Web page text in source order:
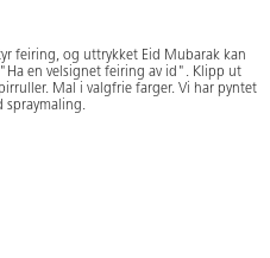
feiring, og uttrykket Eid Mubarak kan
en velsignet feiring av id". Klipp ut
Mal i valgfrie farger. Vi har pyntet
spraymaling.